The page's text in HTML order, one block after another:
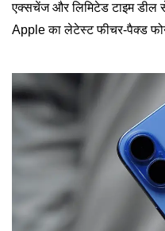
एक्सचेंज और लिमिटेड टाइम डील
Apple का लेटेस्ट फीचर-पैक्ड